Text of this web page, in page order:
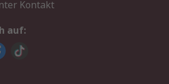
Kontakt
auf: